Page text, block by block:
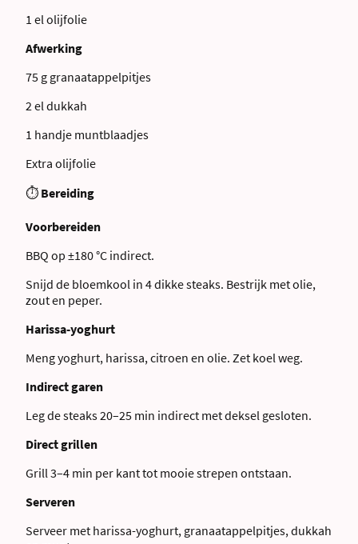
1 el olijfolie
Afwerking
75 g granaatappelpitjes
2 el dukkah
1 handje muntblaadjes
Extra olijfolie
⏱ Bereiding
Voorbereiden
BBQ op ±180 °C indirect.
Snijd de bloemkool in 4 dikke steaks. Bestrijk met olie,
zout en peper.
Harissa-yoghurt
Meng yoghurt, harissa, citroen en olie. Zet koel weg.
Indirect garen
Leg de steaks 20–25 min indirect met deksel gesloten.
Direct grillen
Grill 3–4 min per kant tot mooie strepen ontstaan.
Serveren
Serveer met harissa-yoghurt, granaatappelpitjes, dukkah